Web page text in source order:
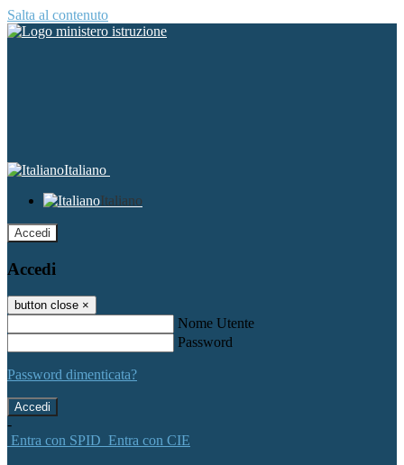
Salta al contenuto
Italiano
Italiano
Accedi
Accedi
button close ×
Nome Utente
Password
Password dimenticata?
-
Entra con SPID Entra con CIE